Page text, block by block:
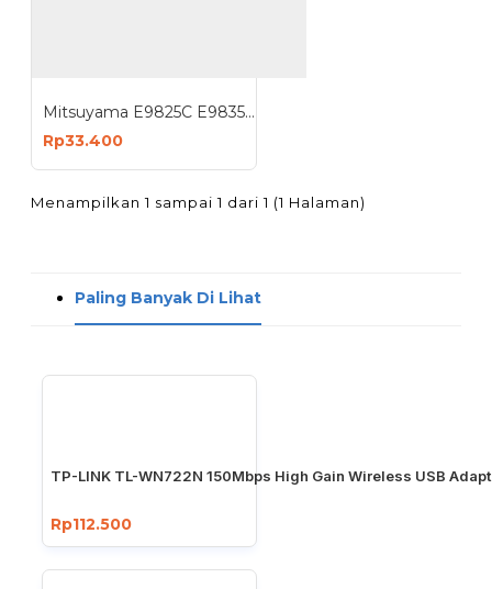
Mitsuyama E9825C E9835C Bohlam Emergency Cerdas Lampu Darurat AC DC 25W 35W
Rp33.400
Menampilkan 1 sampai 1 dari 1 (1 Halaman)
Paling Banyak Di Lihat
TP-LINK TL-WN722N 150Mbps High Gain Wireless USB
Rp112.500